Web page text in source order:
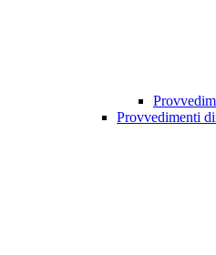
Provvedimenti